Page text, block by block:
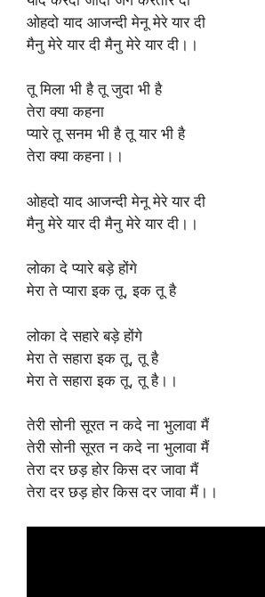
ओहदो याद आजन्दी मेनू मेरे यार दी
मैनु मेरे यार दी मैनु मेरे यार दी।।
तू मिला भी है तू जुदा भी है
तेरा क्या कहना
प्यारे तू सनम भी है तू यार भी है
तेरा क्या कहना।।
ओहदो याद आजन्दी मेनू मेरे यार दी
मैनु मेरे यार दी मैनु मेरे यार दी।।
लोका दे प्यारे बड़े होंगे
मेरा ते प्यारा इक तू, इक तू है
लोका दे सहारे बड़े होंगे
मेरा ते सहारा इक तू, तू है
मेरा ते सहारा इक तू, तू है।।
तेरी सोनी सूरत न कदे ना भुलावा मैं
तेरी सोनी सूरत न कदे ना भुलावा मैं
तेरा दर छड़ होर किस दर जावा मैं
तेरा दर छड़ होर किस दर जावा मैं।।